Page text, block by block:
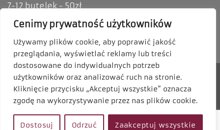
Cenimy prywatność użytkowników
Używamy plików cookie, aby poprawić jakość
przeglądania, wyświetlać reklamy lub treści
dostosowane do indywidualnych potrzeb
użytkowników oraz analizować ruch na stronie.
Kliknięcie przycisku „Akceptuj wszystkie” oznacza
zgodę na wykorzystywanie przez nas plików cookie.
Dostosuj Odrzuć Zaakceptuj wszystkie
7-12 butelek - 50zł
Oferujemy możliwość odbioru osobistego i